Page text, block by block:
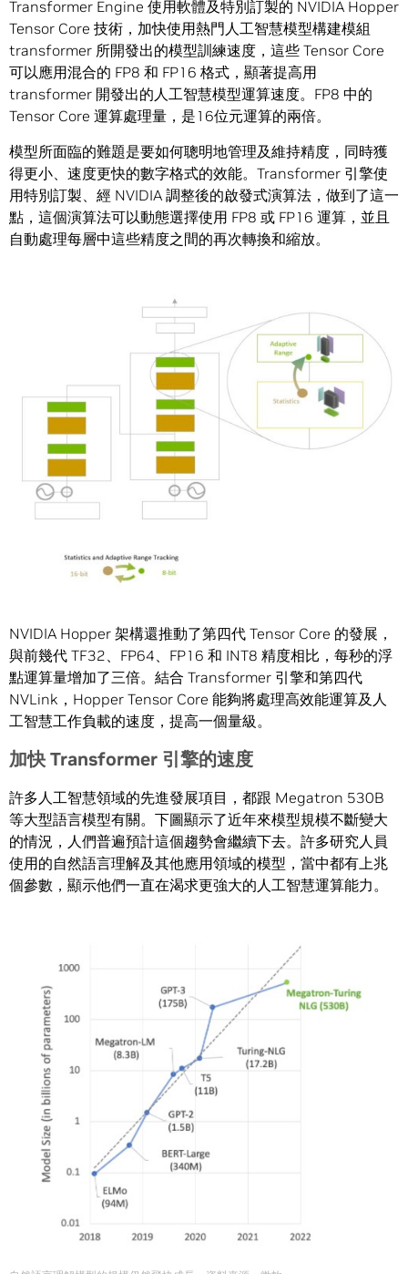
Transformer Engine 使用軟體及特別訂製的 NVIDIA Hopper
Tensor Core 技術，加快使用熱門人工智慧模型構建模組
transformer 所開發出的模型訓練速度，這些 Tensor Core
可以應用混合的 FP8 和 FP16 格式，顯著提高用
transformer 開發出的人工智慧模型運算速度。FP8 中的
Tensor Core 運算處理量，是16位元運算的兩倍。
模型所面臨的難題是要如何聰明地管理及維持精度，同時獲
得更小、速度更快的數字格式的效能。Transformer 引擎使
用特別訂製、經 NVIDIA 調整後的啟發式演算法，做到了這一
點，這個演算法可以動態選擇使用 FP8 或 FP16 運算，並且
自動處理每層中這些精度之間的再次轉換和縮放。
NVIDIA Hopper 架構還推動了第四代 Tensor Core 的發展，
與前幾代 TF32、FP64、FP16 和 INT8 精度相比，每秒的浮
點運算量增加了三倍。結合 Transformer 引擎和第四代
NVLink，Hopper Tensor Core 能夠將處理高效能運算及人
工智慧工作負載的速度，提高一個量級。
加快 Transformer 引擎的速度
許多人工智慧領域的先進發展項目，都跟 Megatron 530B
等大型語言模型有關。下圖顯示了近年來模型規模不斷變大
的情況，人們普遍預計這個趨勢會繼續下去。許多研究人員
使用的自然語言理解及其他應用領域的模型，當中都有上兆
個參數，顯示他們一直在渴求更強大的人工智慧運算能力。